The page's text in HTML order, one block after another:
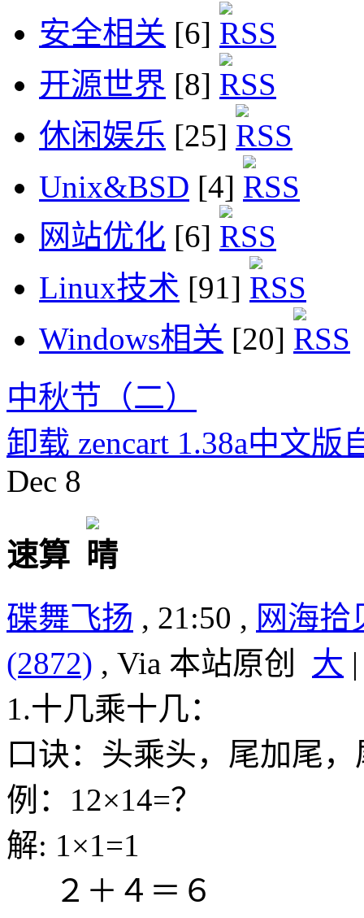
安全相关 [6]
开源世界 [8]
休闲娱乐 [25]
Unix&BSD [4]
网站优化 [6]
Linux技术 [91]
Windows相关 [20]
中秋节（二）
卸载 zencart 1.38a中文版
Dec 8
速算
碟舞飞扬 , 21:50 , 网海拾
(2872) , Via 本站原创 大
1.十几乘十几：
口诀：头乘头，尾加尾
例：12×14=？
解: 1×1=1
２＋４＝６